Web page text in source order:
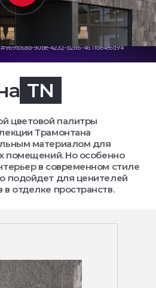
TN
цветовой палитры
Трамонтана
материалом для
помещений. Но особенно
в современном стиле
подойдет для ценителей
отделке пространств.